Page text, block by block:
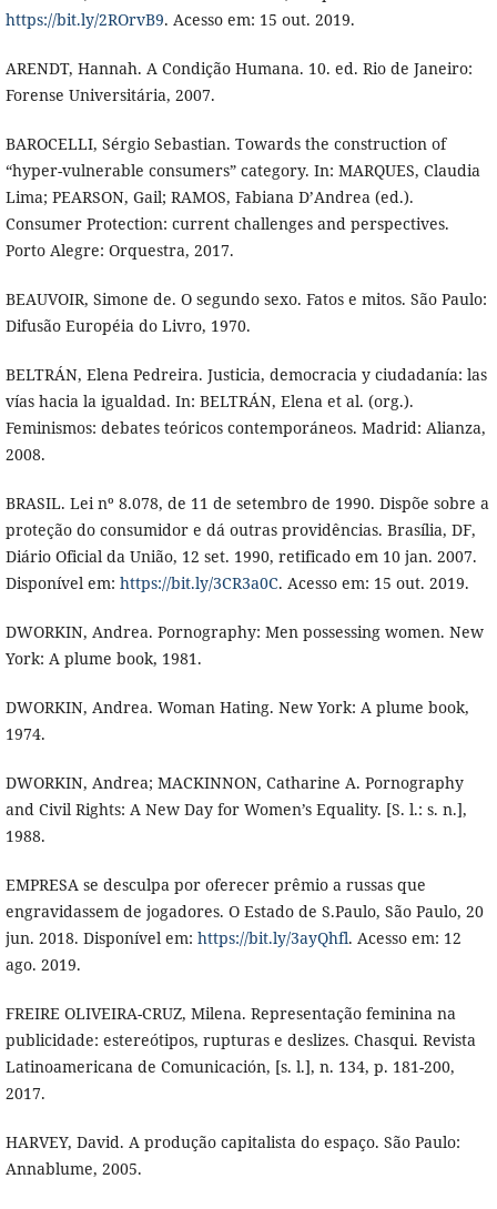
https://bit.ly/2ROrvB9. Acesso em: 15 out. 2019.
ARENDT, Hannah. A Condição Humana. 10. ed. Rio de Janeiro:
Forense Universitária, 2007.
BAROCELLI, Sérgio Sebastian. Towards the construction of
“hyper-vulnerable consumers” category. In: MARQUES, Claudia
Lima; PEARSON, Gail; RAMOS, Fabiana D’Andrea (ed.).
Consumer Protection: current challenges and perspectives.
Porto Alegre: Orquestra, 2017.
BEAUVOIR, Simone de. O segundo sexo. Fatos e mitos. São Paulo:
Difusão Européia do Livro, 1970.
BELTRÁN, Elena Pedreira. Justicia, democracia y ciudadanía: las
vías hacia la igualdad. In: BELTRÁN, Elena et al. (org.).
Feminismos: debates teóricos contemporáneos. Madrid: Alianza,
2008.
BRASIL. Lei nº 8.078, de 11 de setembro de 1990. Dispõe sobre a
proteção do consumidor e dá outras providências. Brasília, DF,
Diário Oficial da União, 12 set. 1990, retificado em 10 jan. 2007.
Disponível em: https://bit.ly/3CR3a0C. Acesso em: 15 out. 2019.
DWORKIN, Andrea. Pornography: Men possessing women. New
York: A plume book, 1981.
DWORKIN, Andrea. Woman Hating. New York: A plume book,
1974.
DWORKIN, Andrea; MACKINNON, Catharine A. Pornography
and Civil Rights: A New Day for Women’s Equality. [S. l.: s. n.],
1988.
EMPRESA se desculpa por oferecer prêmio a russas que
engravidassem de jogadores. O Estado de S.Paulo, São Paulo, 20
jun. 2018. Disponível em: https://bit.ly/3ayQhfl. Acesso em: 12
ago. 2019.
FREIRE OLIVEIRA-CRUZ, Milena. Representação feminina na
publicidade: estereótipos, rupturas e deslizes. Chasqui. Revista
Latinoamericana de Comunicación, [s. l.], n. 134, p. 181-200,
2017.
HARVEY, David. A produção capitalista do espaço. São Paulo:
Annablume, 2005.